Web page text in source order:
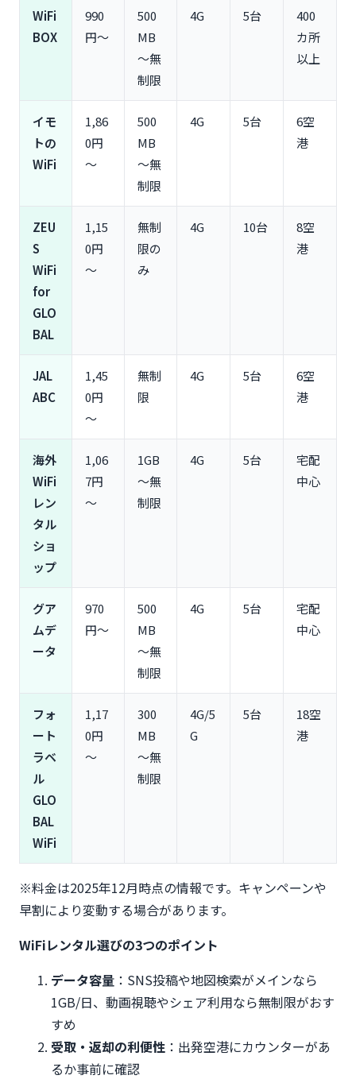
グアムでWiFiレンタルが必要な理由（フリーWiFiの
WiFiレンタル vs eSIM vs 海外ローミング｜どれが
WiFiレンタルのメリット・デメリット
eSIM・海外SIMカードとの料金比較
携帯キャリアの海外ローミングとの比較
グアムWiFiレンタルの受取・返却方法
空港カウンターでの受取（成田・羽田・関空・中
宅配受取・コンビニ受取の方法
返却方法（空港返却BOX・宅配返却・レターパッ
グアムWiFiレンタルの注意点とトラブル対策
グアムでWiFiが繋がらない時の対処法
Q2. 何日前までに予約すればいい？
Q3. グアムで無制限プランでも速度制限はある？
Q4. 変換プラグは必要？WiFiルーターの充電方法
WiFi
BOX
990
円～
500
MB
～無
制限
4G 5台
400
カ所
以上
イモ
トの
WiFi
1,86
0円
～
500
MB
～無
制限
4G 5台
6空
港
ZEU
S
WiFi
for
GLO
BAL
1,15
0円
～
無制
限の
み
4G 10台
8空
港
JAL
ABC
1,45
0円
～
無制
限
4G 5台
6空
港
海外
WiFi
レン
タル
ショ
ップ
1,06
7円
～
1GB
～無
制限
4G 5台
宅配
中心
グア
ムデ
ータ
970
円～
500
MB
～無
制限
4G 5台
宅配
中心
フォ
ート
ラベ
ル
GLO
BAL
WiFi
1,17
0円
～
300
MB
～無
制限
4G/5
G
5台
18空
港
※料金は2025年12月時点の情報です。キャンペーンや
早割により変動する場合があります。
WiFiレンタル選びの3つのポイント
データ容量 ：SNS投稿や地図検索がメインなら
1GB/日、動画視聴やシェア利用なら無制限がおす
すめ
受取・返却の利便性 ：出発空港にカウンターがあ
るか事前に確認